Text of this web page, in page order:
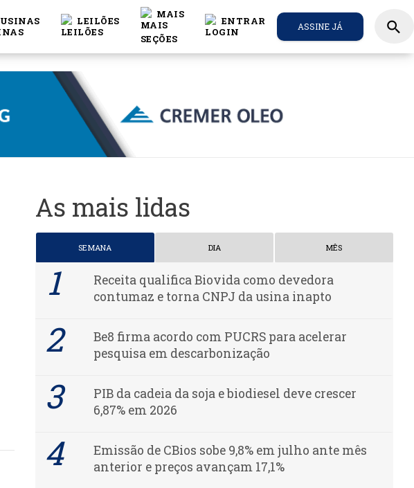
USINAS LEILÕES
MAIS
ENTRAR ASSINE JÁ search
As mais lidas
SEMANA DIA MÊS
Receita qualifica Biovida como devedora
contumaz e torna CNPJ da usina inapto
Be8 firma acordo com PUCRS para acelerar
pesquisa em descarbonização
PIB da cadeia da soja e biodiesel deve crescer
6,87% em 2026
Emissão de CBios sobe 9,8% em julho ante mês
anterior e preços avançam 17,1%